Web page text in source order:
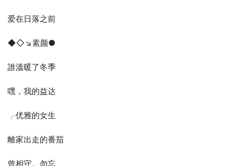
爱在日落之前
◆◇↘素颜●
誰溫暖了冬季
嘿，我的益达
╭优雅的女生
離家出走的番茄
曾相守。勿忘